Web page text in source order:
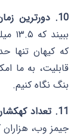
10. دورترین زمان رصد:
قابلیت، به ما
بنگ نگاه کنیم.
11. تعداد کهکشان‌های کشف شده:
جیمز وب،